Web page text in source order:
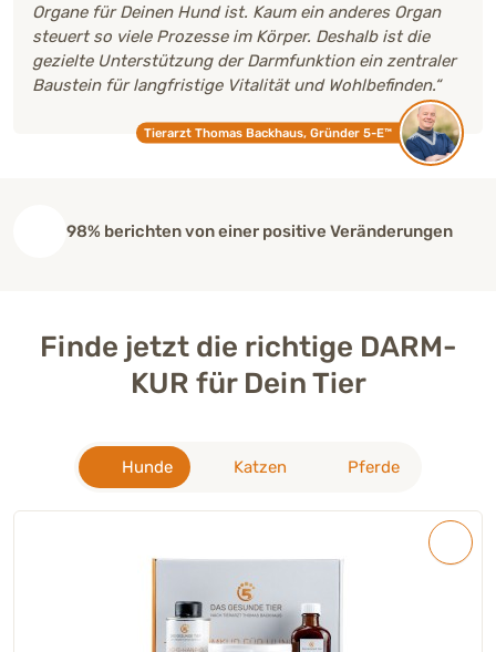
Organe für Deinen Hund ist. Kaum ein anderes Organ
steuert so viele Prozesse im Körper. Deshalb ist die
gezielte Unterstützung der Darmfunktion ein zentraler
Baustein für langfristige Vitalität und Wohlbefinden.“
Tierarzt Thomas Backhaus, Gründer 5-E™
98% berichten von einer positive Veränderungen
Finde jetzt die richtige DARM-
KUR für Dein Tier
Hunde Katzen Pferde